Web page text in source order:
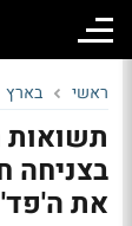
ראשי בארץ
בצניחה
את ה'פד'